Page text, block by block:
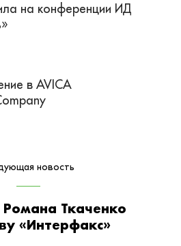
на конференции ИД
в AVICA
новость
Ткаченко
«Интерфакс»